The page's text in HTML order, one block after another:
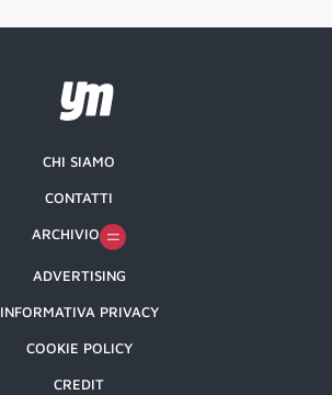
CHI SIAMO
CONTATTI
ARCHIVIO
ADVERTISING
INFORMATIVA PRIVACY
COOKIE POLICY
CREDIT